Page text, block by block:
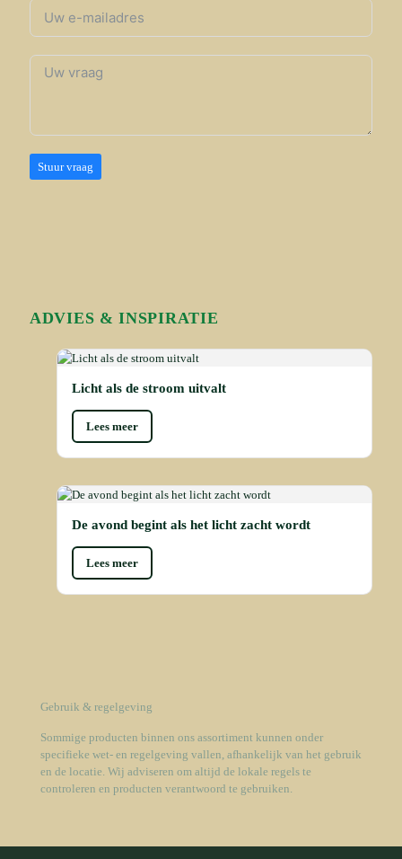
Stuur vraag
ADVIES & INSPIRATIE
Licht als de stroom uitvalt
Lees meer
De avond begint als het licht zacht wordt
Lees meer
Gebruik & regelgeving
Sommige producten binnen ons assortiment kunnen onder
specifieke wet- en regelgeving vallen, afhankelijk van het gebruik
en de locatie. Wij adviseren om altijd de lokale regels te
controleren en producten verantwoord te gebruiken.